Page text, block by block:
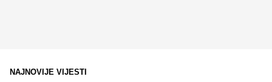
NAJNOVIJE VIJESTI